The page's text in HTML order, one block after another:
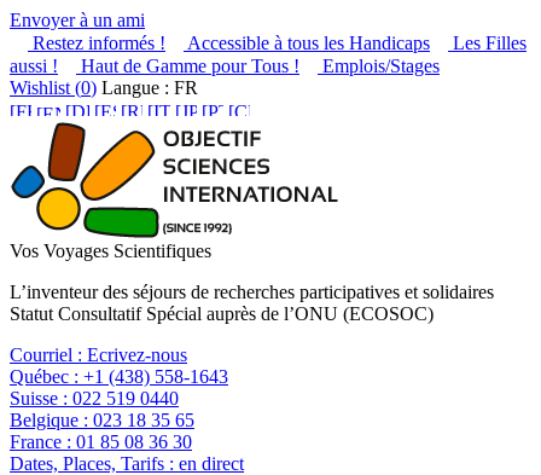
Envoyer à un ami
Restez informés !
Accessible à tous les Handicaps
Les Filles
aussi !
Haut de Gamme pour Tous !
Emplois/Stages
Wishlist (0) Langue : FR
Vos Voyages Scientifiques
L’inventeur des séjours de recherches participatives et solidaires
Statut Consultatif Spécial auprès de l’ONU (ECOSOC)
Courriel : Ecrivez-nous
Québec : +1 (438) 558-1643
Suisse : 022 519 0440
Belgique : 023 18 35 65
France : 01 85 08 36 30
Dates, Places, Tarifs : en direct